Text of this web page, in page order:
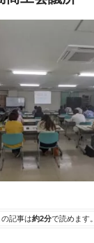
の記事は約2分で読めます。